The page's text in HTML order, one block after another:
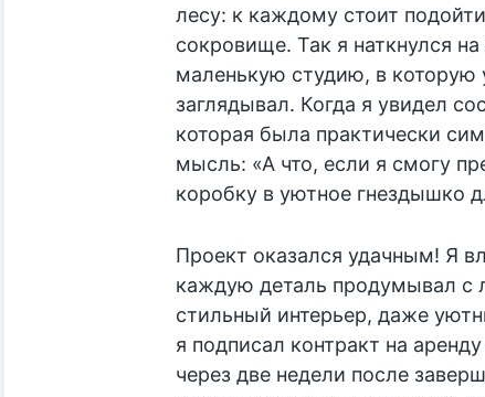
лесу: к каждому стоит
сокровище. Так я наткнулся
маленькую студию, в которую
заглядывал. Когда я увидел
которая была практически
мысль: «А что, если я смогу
коробку в уютное гнездышко
Проект оказался удачным! Я
каждую деталь продумывал с
стильный интерьер, даже
я подписал контракт на
через две недели после